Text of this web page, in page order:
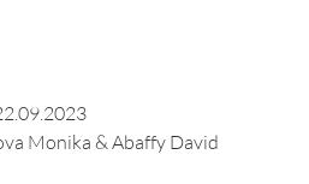
Monika & Abaffy David